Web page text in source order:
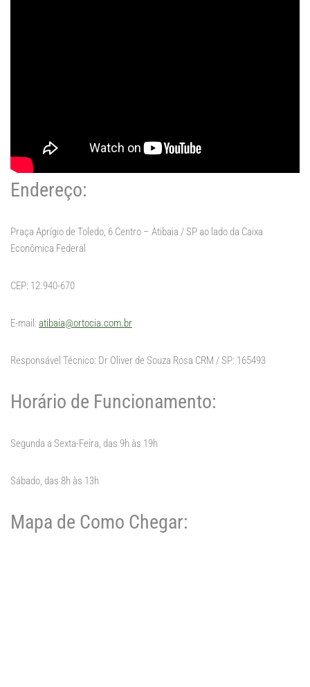
Endereço:
Praça Aprígio de Toledo, 6 Centro – Atibaia / SP ao lado da Caixa
Econômica Federal
CEP: 12.940-670
E-mail: atibaia@ortocia.com.br
Responsável Técnico: Dr Oliver de Souza Rosa CRM / SP: 165493
Horário de Funcionamento:
Segunda a Sexta-Feira, das 9h às 19h
Sábado, das 8h às 13h
Mapa de Como Chegar: